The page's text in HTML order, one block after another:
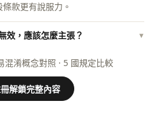
款更有說服力。
效，應該怎麼主張？ ▾
混淆概念對照 · 5 國規定比較
解鎖完整內容